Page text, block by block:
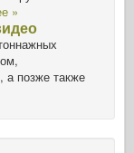
»
а позже также